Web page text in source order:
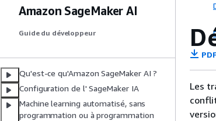
Amazon SageMaker AI
Guide du développeur
Qu'est-ce qu'Amazon SageMaker AI ?
Configuration de l' SageMaker IA
Machine learning automatisé, sans
programmation ou à programmation
PDF
Les